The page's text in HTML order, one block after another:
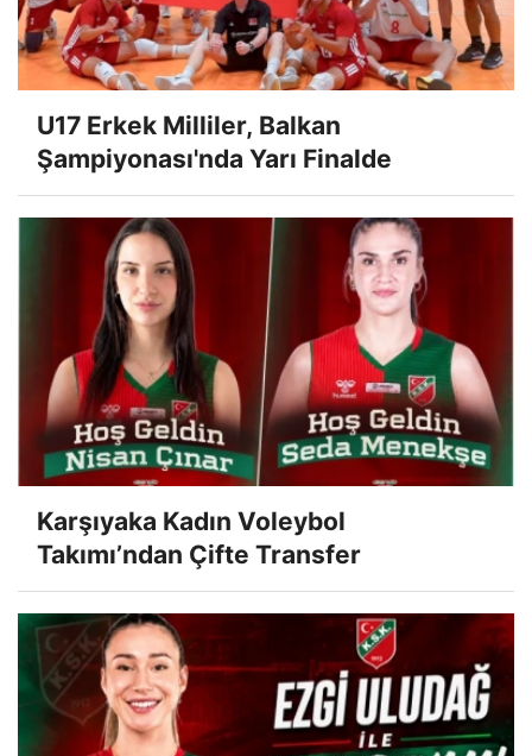
U17 Erkek Milliler, Balkan
Şampiyonası'nda Yarı Finalde
Karşıyaka Kadın Voleybol
Takımı’ndan Çifte Transfer